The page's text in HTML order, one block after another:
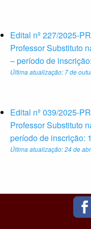
Edital nº 227/2025-
Professor Substituto
– período de
Última atualização: 7 de
Edital nº 039/2025-
Professor Substituto
período de inscrição:
Última atualização: 24 de